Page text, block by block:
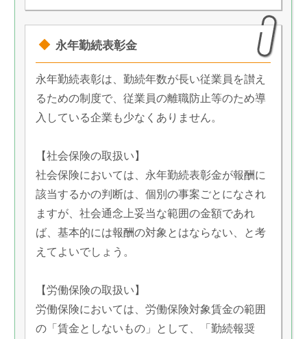
永年勤続表彰金
永年勤続表彰は、勤続年数が長い従業員を讃え
るための制度で、従業員の離職防止等のため導
入している企業も少なくありません。
【社会保険の取扱い】
社会保険においては、永年勤続表彰金が報酬に
該当するかの判断は、個別の事案ごとになされ
ますが、社会通念上妥当な範囲の金額であれ
ば、基本的には報酬の対象とはならない、と考
えてよいでしょう。
【労働保険の取扱い】
労働保険においては、労働保険対象賃金の範囲
の「賃金としないもの」として、「勤続報奨